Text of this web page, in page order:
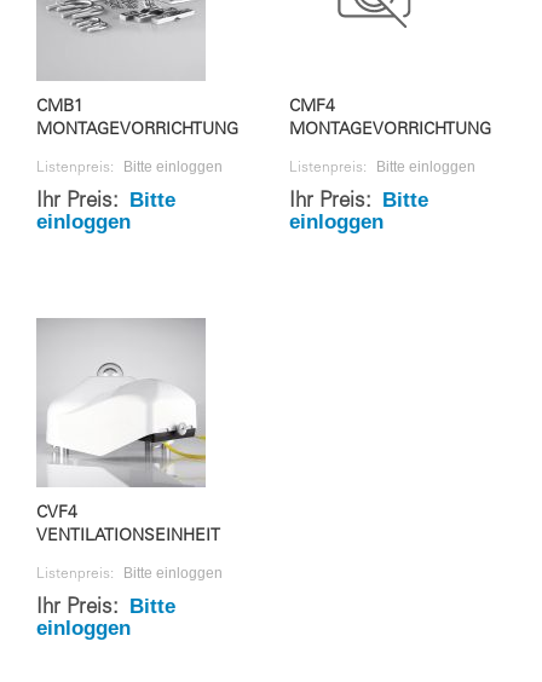
CMB1
MONTAGEVORRICHTUNG
Listenpreis: Bitte einloggen
Ihr Preis:
Bitte
einloggen
CMF4
MONTAGEVORRICHTUNG
Listenpreis: Bitte einloggen
Ihr Preis:
Bitte
einloggen
CVF4
VENTILATIONSEINHEIT
Listenpreis: Bitte einloggen
Ihr Preis:
Bitte
einloggen